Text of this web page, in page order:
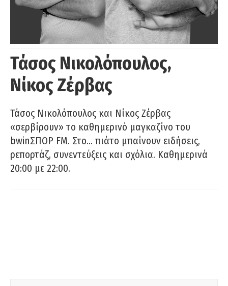
Τάσος Νικολόπουλος,
Νίκος Ζέρβας
Τάσος Νικολόπουλος και Νίκος Ζέρβας
«σερβίρουν» το καθημερινό μαγκαζίνο του
bwinΣΠΟΡ FM. Στο… πιάτο μπαίνουν ειδήσεις,
ρεπορτάζ, συνεντεύξεις και σχόλια. Καθημερινά
20:00 με 22:00.